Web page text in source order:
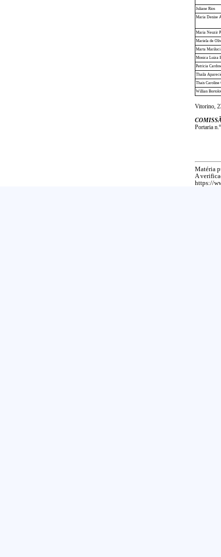
Juliane Rios
Maria Denise
Maria Neuzir
Mariela de
Marta Mariluci
Monica Luiza
Patricia
Thaila
Thais Caroline
Willian
Vitorino,
Portaria
Matéria
A
https://